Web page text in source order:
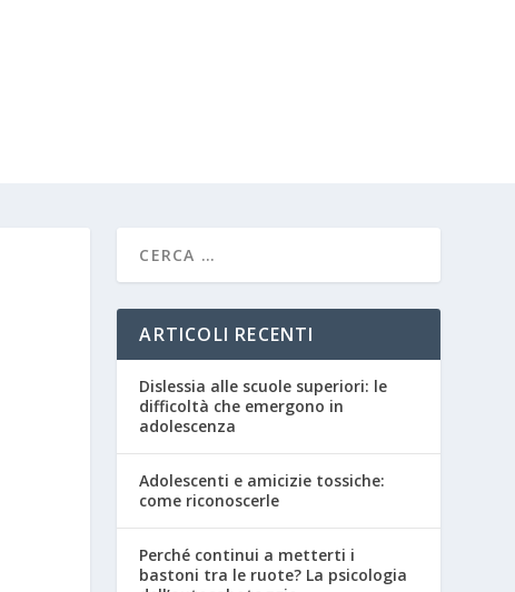
ARTICOLI RECENTI
Dislessia alle scuole superiori: le
difficoltà che emergono in
adolescenza
Adolescenti e amicizie tossiche:
come riconoscerle
Perché continui a metterti i
bastoni tra le ruote? La psicologia